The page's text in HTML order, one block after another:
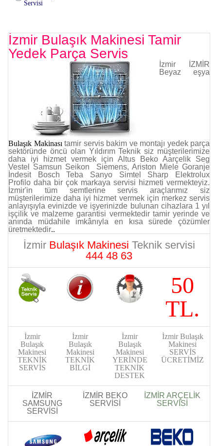
Servisi
İzmir Bulaşık Makinesi Tamir
Yedek Parça Servis
İzmir
İZMİR
Beyaz eşya
Bulaşık Makinası tamir servis bakim ve montajı yedek parça
sektöründe öncü olan Yıldırım Teknik siz müşterilerimize
daha iyi hizmet vermek için Altus Beko Aarçelik Seg
Vestel Samsun Seikon Siemens, Ariston Miele Goranje
İndesit Bosch Teba Sanyo Simtel Sharp Elektrolux
Profilo daha bir çok markaya servisi hizmeti vermekteyiz.
İzmir'in tüm semtlerine servis araçlarımız siz
müşterilerimize daha iyi hizmet vermek için merkez servis
anlayışıyla evinizde ve işyerinizde bulunan cihazlara 1 yıl
işçilik ve malzeme garantisi vermektedir tamir yerinde ve
anında müdahile imkânıyla en kısa sürede çözümler
üretmektedir..
İzmir Bulaşık Makinesi Teknik servisi
444 48 63
50
TL.
İzmir
Bulaşık
Makinesi
TEKNİK
SERVİS
İzmir
Bulaşık
Makinesi
TEKNİK
BİLGİ
İzmir
Bulaşık
Makinesi
YERİNDE
TEKNİK
DESTEK
İzmir Bulaşık
Makinesi
SERVİS
ÜCRETİMİZ
İZMİR
SAMSUNG
SERVİSİ
İZMİR BEKO
SERVİSİ
İZMİR ARÇELİK
SERVİSİ